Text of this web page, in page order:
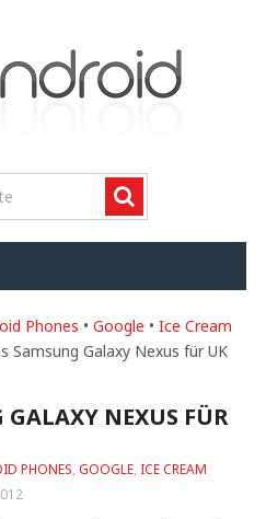
Phones • Google • Ice Cream
Samsung Galaxy Nexus für UK
NEXUS FÜR U
PHONES, GOOGLE, ICE CREAM